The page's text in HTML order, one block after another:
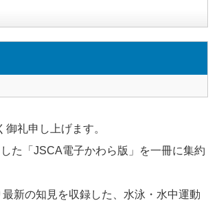
礼申し上げます。
た「JSCA電子かわら版」を一冊に集約
新の知見を収録した、水泳・水中運動